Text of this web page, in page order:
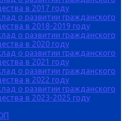
в 2017 году
о развитии гражданского
в 2018-2019 году
о развитии гражданского
в 2020 году
о развитии гражданского
в 2021 году
о развитии гражданского
в 2022 году
о развитии гражданского
в 2023-2025 году